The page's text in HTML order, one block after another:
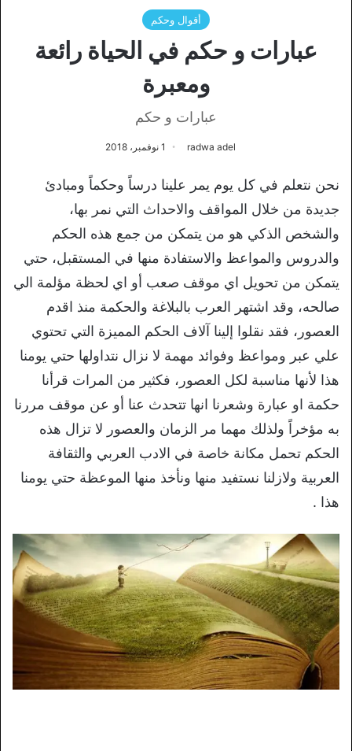
أقوال وحكم
عبارات و حكم في الحياة رائعة
ومعبرة
عبارات و حكم
radwa adel 1 نوفمبر، 2018
نحن نتعلم في كل يوم يمر علينا درساً وحكماً ومبادئ
جديدة من خلال المواقف والاحداث التي نمر بها،
والشخص الذكي هو من يتمكن من جمع هذه الحكم
والدروس والمواعظ والاستفادة منها في المستقبل، حتي
يتمكن من تحويل اي موقف صعب أو اي لحظة مؤلمة الي
صالحه، وقد اشتهر العرب بالبلاغة والحكمة منذ اقدم
العصور، فقد نقلوا إلينا آلاف الحكم المميزة التي تحتوي
علي عبر ومواعظ وفوائد مهمة لا نزال نتداولها حتي يومنا
هذا لأنها مناسبة لكل العصور، فكثير من المرات قرأنا
حكمة او عبارة وشعرنا انها تتحدث عنا أو عن موقف مررنا
به مؤخراً ولذلك مهما مر الزمان والعصور لا تزال هذه
الحكم تحمل مكانة خاصة في الادب العربي والثقافة
العربية ولازلنا نستفيد منها ونأخذ منها الموعظة حتي يومنا
هذا .